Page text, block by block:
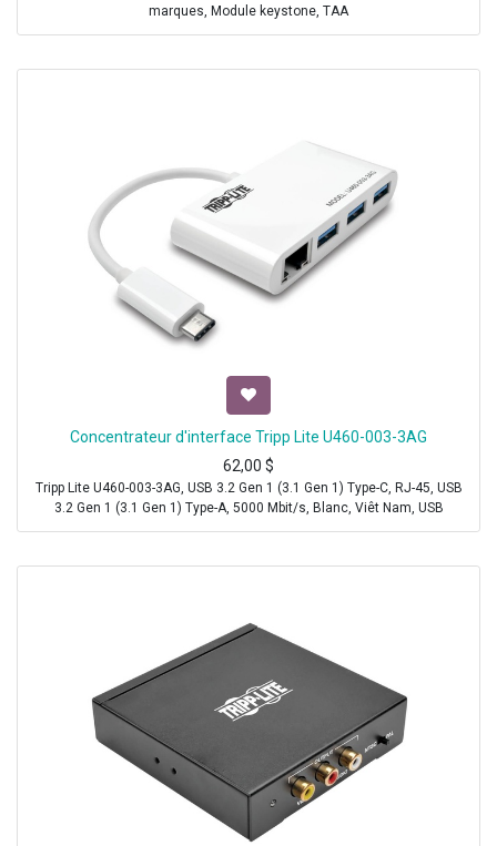
marques, Module keystone, TAA
Concentrateur d'interface Tripp Lite U460-003-3AG
62,00 $
Tripp Lite U460-003-3AG, USB 3.2 Gen 1 (3.1 Gen 1) Type-C, RJ-45, USB
3.2 Gen 1 (3.1 Gen 1) Type-A, 5000 Mbit/s, Blanc, Viêt Nam, USB